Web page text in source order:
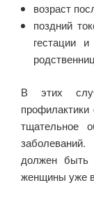
возраст
поздний
гестации
В этих
тщательное
должен быть
женщины уже